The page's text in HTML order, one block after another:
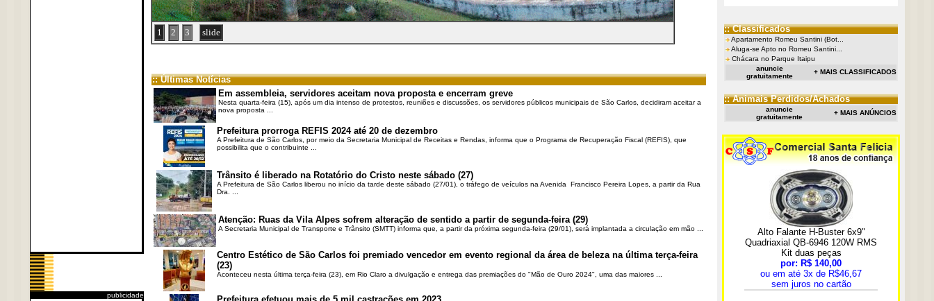
publicidade
1 2 3 slide
:: Últimas Notícias
Em assembleia, servidores aceitam nova proposta e encerram greve
Nesta quarta-feira (15), após um dia intenso de protestos, reuniões e discussões, os servidores públicos municipais de São Carlos, decidiram aceitar a
nova proposta ...
Prefeitura prorroga REFIS 2024 até 20 de dezembro
A Prefeitura de São Carlos, por meio da Secretaria Municipal de Receitas e Rendas, informa que o Programa de Recuperação Fiscal (REFIS), que
possibilita que o contribuinte ...
Trânsito é liberado na Rotatório do Cristo neste sábado (27)
A Prefeitura de São Carlos liberou no início da tarde deste sábado (27/01), o tráfego de veículos na Avenida Francisco Pereira Lopes, a partir da Rua
Dra. ...
Atenção: Ruas da Vila Alpes sofrem alteração de sentido a partir de segunda-feira (29)
A Secretaria Municipal de Transporte e Trânsito (SMTT) informa que, a partir da próxima segunda-feira (29/01), será implantada a circulação em mão ...
Centro Estético de São Carlos foi premiado vencedor em evento regional da área de beleza na última terça-feira
(23)
Aconteceu nesta última terça-feira (23), em Rio Claro a divulgação e entrega das premiações do "Mão de Ouro 2024", uma das maiores ...
:: Classificados
Apartamento Romeu Santini (Bot...
Aluga-se Apto no Romeu Santini...
Chácara no Parque Itaipu
anuncie
gratuitamente
+ MAIS CLASSIFICADOS
:: Animais Perdidos/Achados
anuncie
gratuitamente
+ MAIS ANÚNCIOS